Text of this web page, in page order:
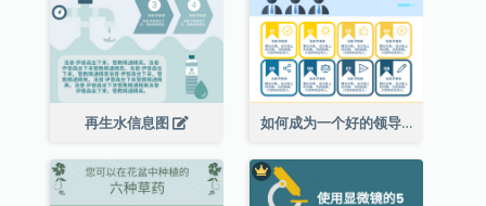
再生水信息图 如何成为一个好的领导者信息图